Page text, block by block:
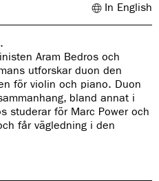
In English
Aram Bedros och
utforskar duon den
för violin och piano. Duon
bland annat i
studerar för Marc Power och
får vägledning i den